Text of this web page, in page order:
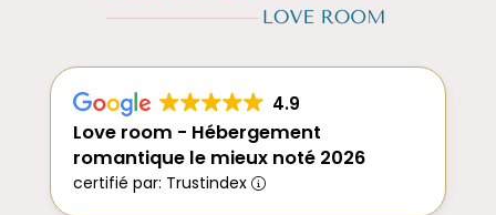
4.9
Love room - Hébergement
romantique le mieux noté 2026
certifié par: Trustindex